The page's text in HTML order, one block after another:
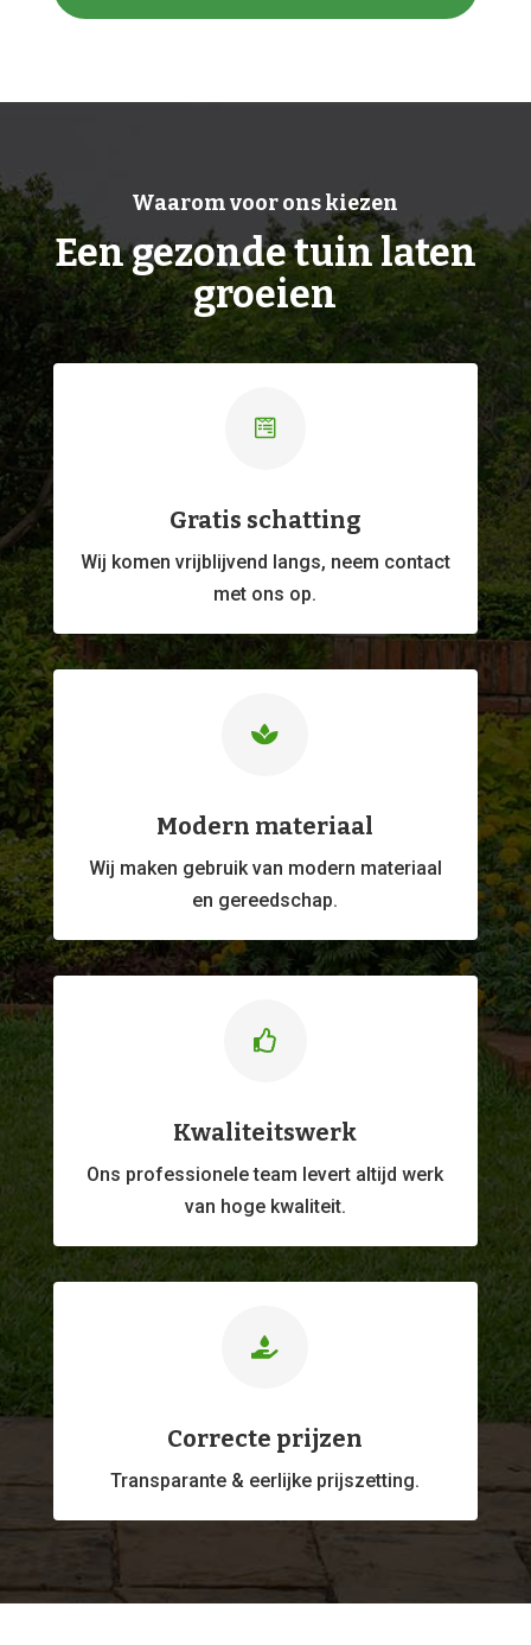
Waarom voor ons kiezen
Een gezonde tuin laten
groeien

Gratis schatting
Wij komen vrijblijvend langs, neem contact
met ons op.

Modern materiaal
Wij maken gebruik van modern materiaal
en gereedschap.

Kwaliteitswerk
Ons professioneleteam levert altijd werk
van hoge kwaliteit.

Correcte prijzen
Transparante & eerlijke prijszetting.